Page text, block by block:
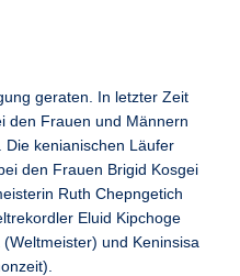
geraten. In letzter Zeit
den Frauen und Männern
Die kenianischen Läufer
den Frauen Brigid Kosgei
Ruth Chepngetich
Eluid Kipchoge
und Keninsisa